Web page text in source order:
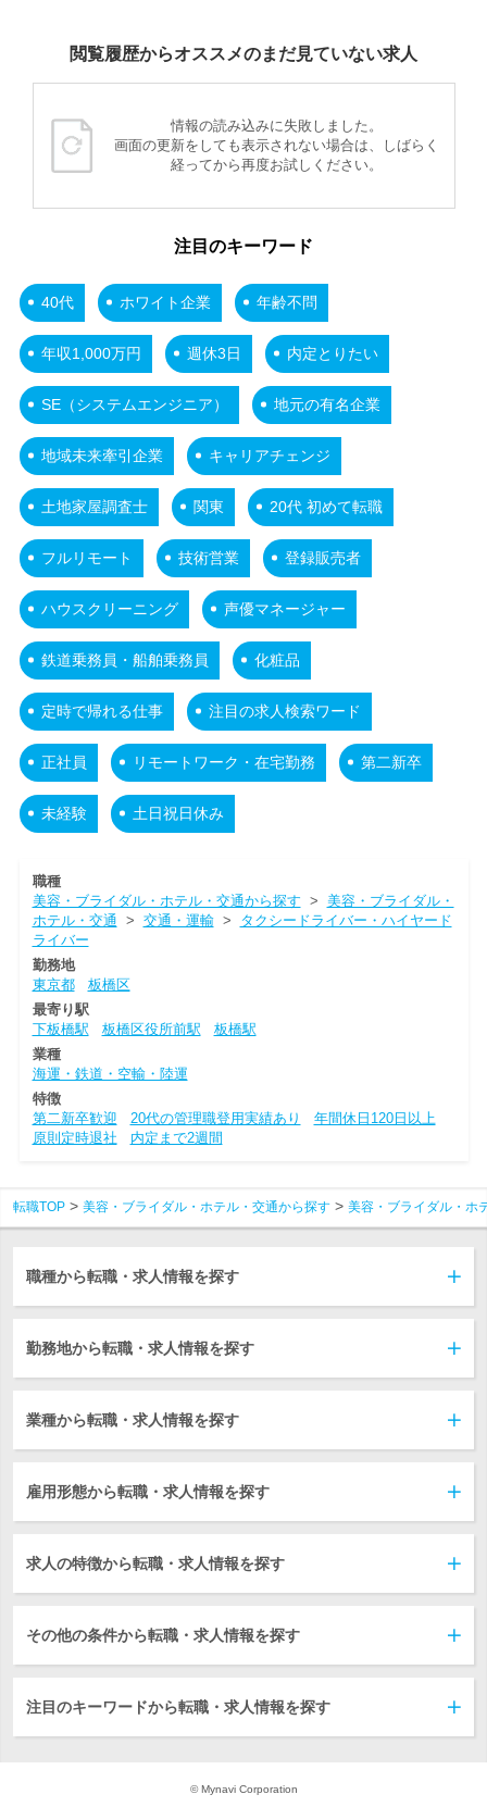
閲覧履歴からオススメのまだ見ていない求人
情報の読み込みに失敗しました。
画面の更新をしても表示されない場合は、しばらく
経ってから再度お試しください。
注目のキーワード
40代 ホワイト企業 年齢不問
年収1,000万円 週休3日 内定とりたい
SE（システムエンジニア） 地元の有名企業
地域未来牽引企業 キャリアチェンジ
土地家屋調査士 関東 20代 初めて転職
フルリモート 技術営業 登録販売者
ハウスクリーニング 声優マネージャー
鉄道乗務員・船舶乗務員 化粧品
定時で帰れる仕事 注目の求人検索ワード
正社員 リモートワーク・在宅勤務 第二新卒
未経験 土日祝日休み
職種
美容・ブライダル・ホテル・交通から探す > 美容・ブライダル・
ホテル・交通 > 交通・運輸> タクシードライバー・ハイヤード
ライバー
勤務地
東京都
板橋区
最寄り駅
下板橋駅
板橋区役所前駅
板橋駅
業種
海運・鉄道・空輸・陸運
特徴
第二新卒歓迎
20代の管理職登用実績あり
年間休日120日以上
原則定時退社
内定まで2週間
転職TOP 美容・ブライダル・ホテル・交通から探す 美容・ブライダル・ホ
職種から転職・求人情報を探す
勤務地から転職・求人情報を探す
業種から転職・求人情報を探す
雇用形態から転職・求人情報を探す
求人の特徴から転職・求人情報を探す
その他の条件から転職・求人情報を探す
注目のキーワードから転職・求人情報を探す
© Mynavi Corporation